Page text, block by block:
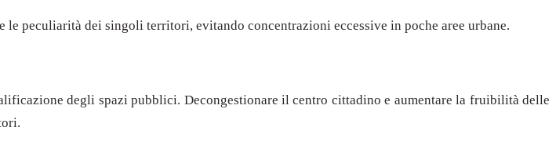
peculiarità dei singoli territori, evitando concentrazioni eccessive in poche aree urbane.
degli spazi pubblici. Decongestionare il centro cittadino e aumentare la fruibilità delle